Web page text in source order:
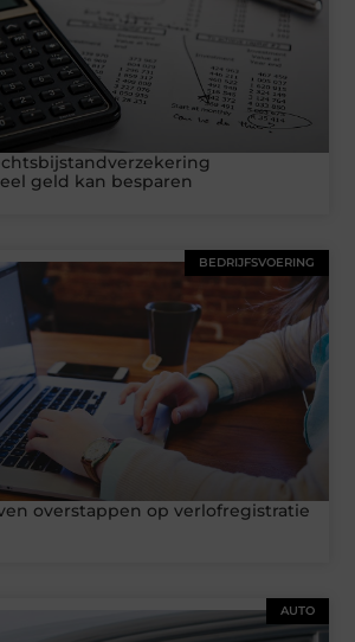
geld kan besparen
BEDRIJFSVOERING
overstappen op verlofregistratie
AUTO